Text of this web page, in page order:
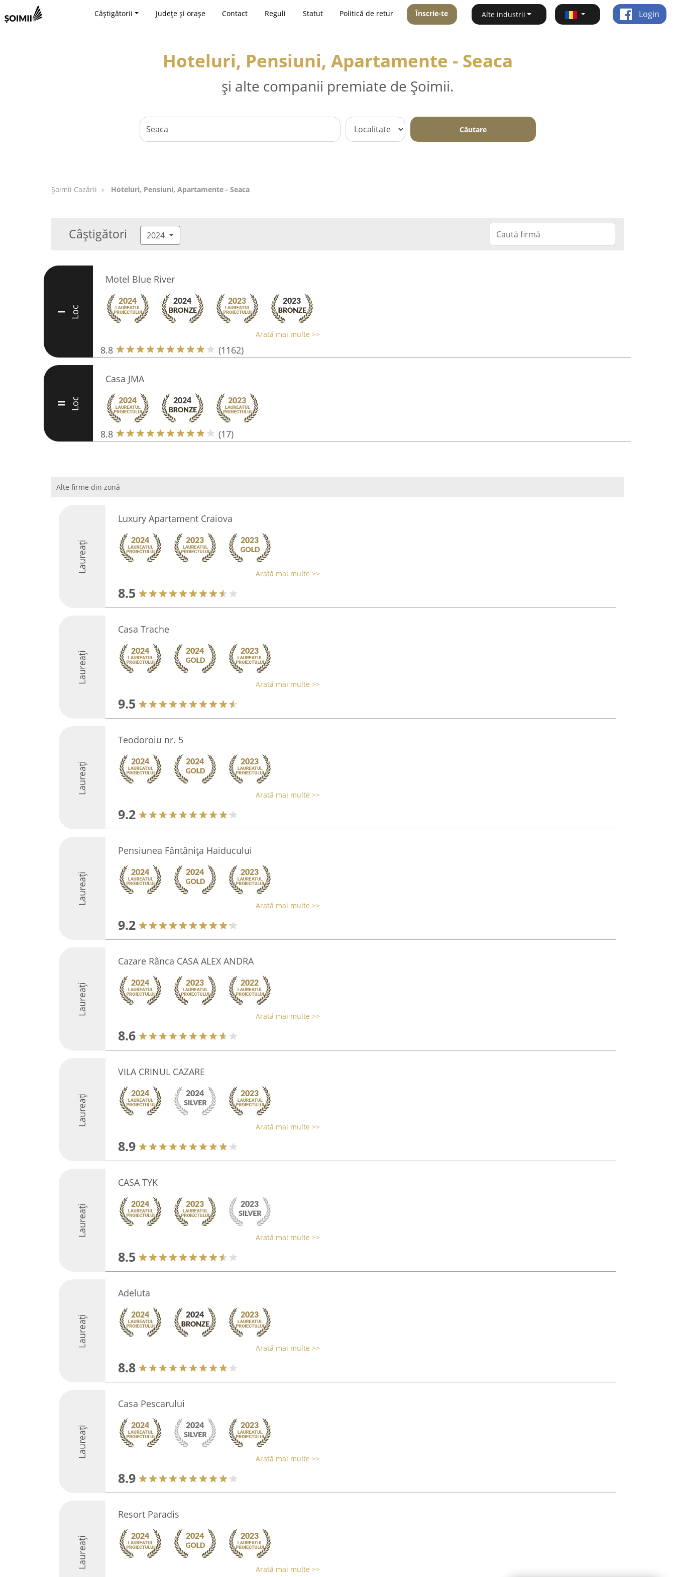
Câștigătorii Județe și orașe Contact Reguli Statut Politică de retur Înscrie-te Alte industrii Login
Hoteluri, Pensiuni, Apartamente - Seaca
și alte companii premiate de Șoimii.
Căutare
Șoimii Cazării Hoteluri, Pensiuni, Apartamente - Seaca
Câștigători 2024
I Loc
Motel Blue River
Arată mai multe >>
8.8 (1162)
II Loc
Casa JMA
8.8 (17)
Alte firme din zonă
Laureați
Luxury Apartament Craiova
Arată mai multe >>
8.5
Laureați
Casa Trache
Arată mai multe >>
9.5
Laureați
Teodoroiu nr. 5
Arată mai multe >>
9.2
Laureați
Pensiunea Fântâniţa Haiducului
Arată mai multe >>
9.2
Laureați
Cazare Rânca CASA ALEX ANDRA
Arată mai multe >>
8.6
Laureați
VILA CRINUL CAZARE
Arată mai multe >>
8.9
Laureați
CASA TYK
Arată mai multe >>
8.5
Laureați
Adeluta
Arată mai multe >>
8.8
Laureați
Casa Pescarului
Arată mai multe >>
8.9
Laureați
Resort Paradis
Arată mai multe >>